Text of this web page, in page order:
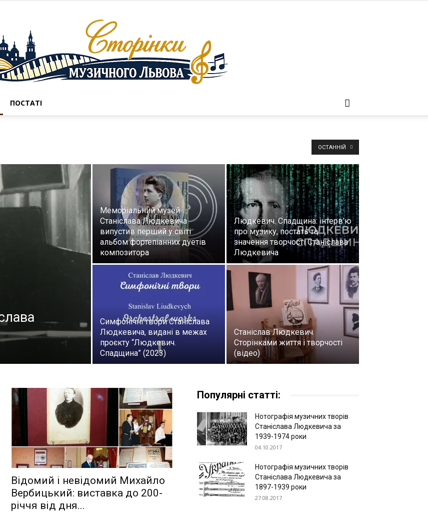
музичного
Львова
ПОСТАТІ
ОСТАННІЙ
Меморіальний музей
Станіслава Людкевича
випустив перший у світі
альбом фортепіанних дуетів
композитора
Людкевич. Спадщина: інтерв’ю
про музику, постать та
значення творчості Станіслава
Людкевича
Симфонічні твори Станіслава
Людкевича, видані в межах
проєкту “Людкевич.
Спадщина” (2023)
Станіслав Людкевич.
Сторінками життя і творчості
(відео)
Відомий і невідомий Михайло
Вербицький: виставка до 200-
річчя від дня...
Популярні статті:
Нотографія музичних творів
Станіслава Людкевича за
1939-1974 роки
04.10.2017
Нотографія музичних творів
Станіслава Людкевича за
1897-1939 роки
27.08.2017